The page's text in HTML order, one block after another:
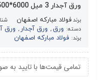
ورق آجدار 3 میل 6000*1500 فولاد مبارکه
برندفولاد مبارکه اصفهان
دسته: ورق, ورق آجدار , ورق
برند: فولاد مبارکه اصفهان
تمامی قیمت‌ها با تایید به